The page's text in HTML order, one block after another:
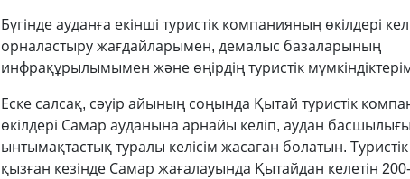
Бүгінде ауданға екінші туристік компанияның өкілдері
орналастыру жағдайларымен, демалыс базаларының
инфрақұрылымымен және өңірдің туристік
Еске салсақ, сәуір айының соңында Қытай туристік
өкілдері Самар ауданына арнайы келіп, аудан
ынтымақтастық туралы келісім жасаған болатын.
қызған кезінде Самар жағалауында Қытайдан келетін 200-